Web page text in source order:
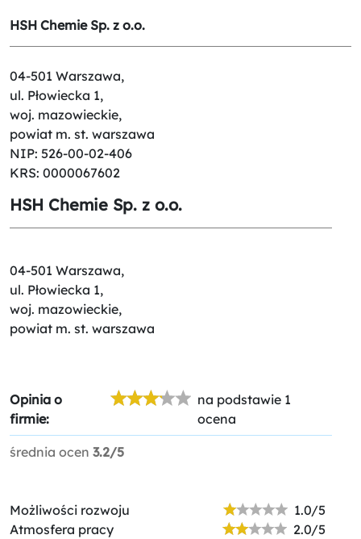
HSH Chemie Sp. z o.o.
04-501 Warszawa,
ul. Płowiecka 1,
woj. mazowieckie,
powiat m. st. warszawa
NIP: 526-00-02-406
KRS: 0000067602
HSH Chemie Sp. z o.o.
04-501 Warszawa,
ul. Płowiecka 1,
woj. mazowieckie,
powiat m. st. warszawa
Opinia o
firmie:
na podstawie 1
ocena
średnia ocen 3.2/5
Możliwości rozwoju
1.0/5
Atmosfera pracy
2.0/5